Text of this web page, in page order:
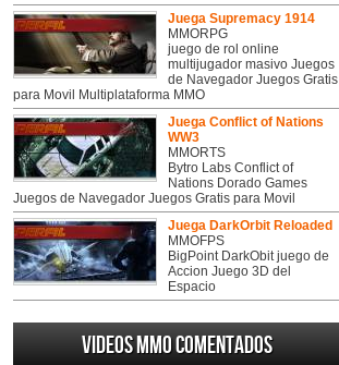
Juega Supremacy 1914
MMORPG
juego de rol online
multijugador masivo Juegos
de Navegador Juegos Gratis
para Movil Multiplataforma MMO
Juega Conflict of Nations
WW3
MMORTS
Bytro Labs Conflict of
Nations Dorado Games
Juegos de Navegador Juegos Gratis para Movil
Juega DarkOrbit Reloaded
MMOFPS
BigPoint DarkObit juego de
Accion Juego 3D del
Espacio
Videos MMO Comentados